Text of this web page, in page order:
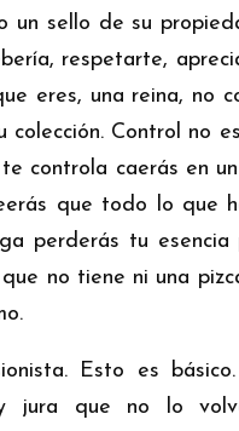
un sello de su
respetarte,
eres, una reina, no
colección. Control no
controla caerás en
que todo lo que
perderás tu esencia
no tiene ni una
Esto es
jura que no lo